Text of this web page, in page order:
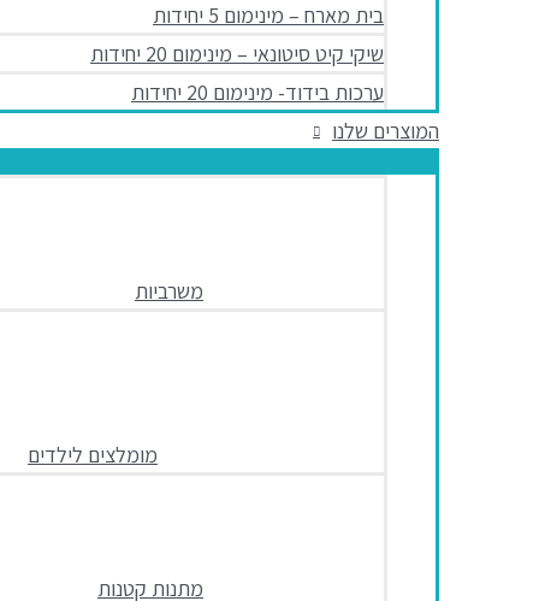
בית מארח – מינימום 5 יחידות
שיקי קיט סיטונאי – מינימום 20 יחידות
ערכות בידוד- מינימום 20 יחידות
המוצרים שלנו
משרביות
מומלצים לילדים
מתנות קטנות